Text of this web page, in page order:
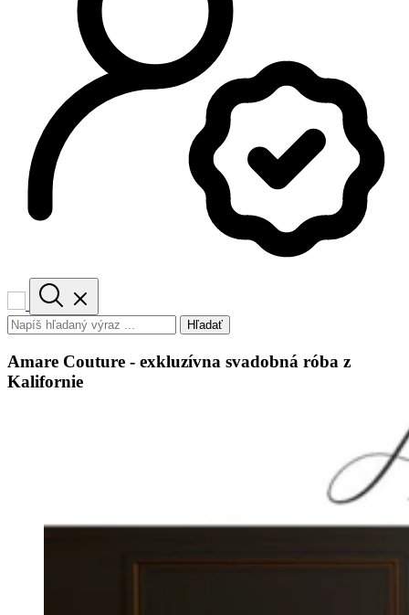
Hľadať
Amare Couture - exkluzívna svadobná róba z
Kalifornie